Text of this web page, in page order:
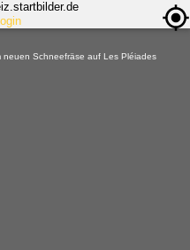
neuen Schneefräse auf Les Pléiades